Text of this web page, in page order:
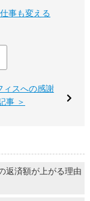
事も変える
ィスへの感謝
事 ＞
返済額が上がる理由